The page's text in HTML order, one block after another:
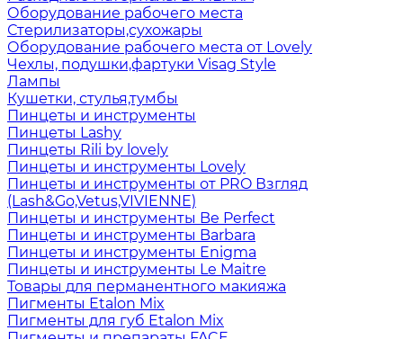
Оборудование рабочего места
Стерилизаторы,сухожары
Оборудование рабочего места от Lovely
Чехлы, подушки,фартуки Visag Style
Лампы
Кушетки, стулья,тумбы
Пинцеты и инструменты
Пинцеты Lashy
Пинцеты Rili by lovely
Пинцеты и инструменты Lovely
Пинцеты и инструменты от PRO Взгляд
(Lash&Go,Vetus,VIVIENNE)
Пинцеты и инструменты Be Perfect
Пинцеты и инструменты Barbara
Пинцеты и инструменты Enigma
Пинцеты и инструменты Le Maitre
Товары для перманентного макияжа
Пигменты Etalon Mix
Пигменты для губ Etalon Mix